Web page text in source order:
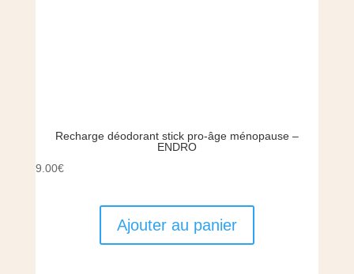
Recharge déodorant stick pro-âge ménopause –
ENDRO
9.00€
Ajouter au panier